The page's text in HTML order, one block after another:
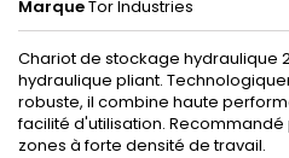
MarqueTor Industries
Chariot de stockage hydraulique
hydraulique pliant.
robuste, il combine haute
facilité d'utilisation.
zones à forte densité de travail.